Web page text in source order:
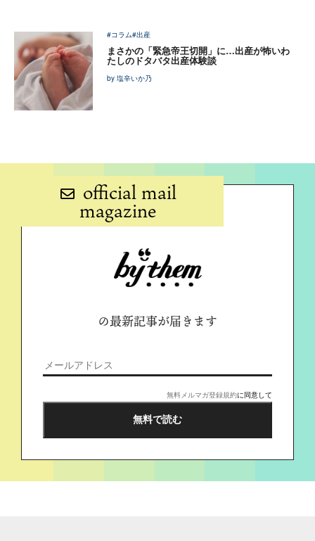
#コラム#出産
まさかの「緊急帝王切開」に…出産が怖いわ
たしのドタバタ出産体験談
by 塩辛いか乃
official mail
magazine
の最新記事が届きます
無料メルマガ登録規約に同意して